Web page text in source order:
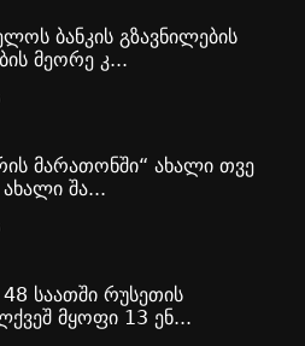
ბანკის გზავნილების
მეორე კ...
მარათონში“ ახალი თვე
შა...
48 საათში რუსეთის
მყოფი 13 ენ...